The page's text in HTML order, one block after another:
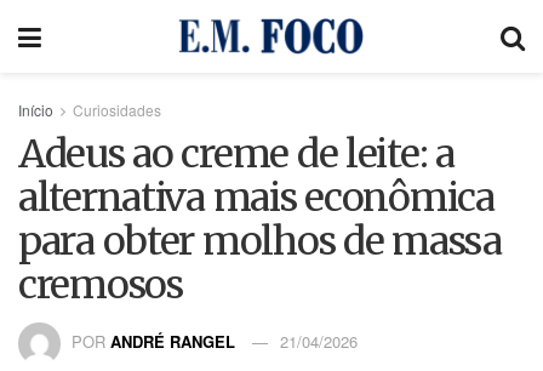
Início Curiosidades
Adeus ao creme de leite: a
alternativa mais econômica
para obter molhos de massa
cremosos
POR ANDRÉ RANGEL 21/04/2026